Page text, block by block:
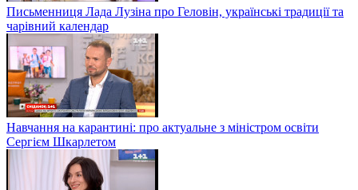
Письменниця Лада Лузіна про Геловін, українські традиції та
чарівний календар
Навчання на карантині: про актуальне з міністром освіти
Сергієм Шкарлетом